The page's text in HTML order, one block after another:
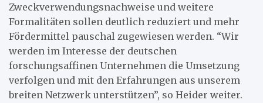
Zweckverwendungsnachweise und weitere
Formalitäten sollen deutlich reduziert und mehr
Fördermittel pauschal zugewiesen werden. “Wir
werden im Interesse der deutschen
forschungsaffinen Unternehmen die Umsetzung
verfolgen und mit den Erfahrungen aus unserem
breiten Netzwerk unterstützen”, so Heider weiter.